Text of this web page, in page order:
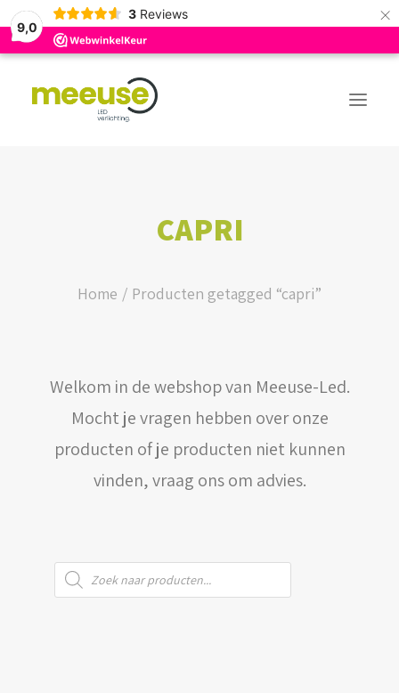
9,0
3 Reviews ×
BUDGET ASSORTIMENT
WEBSHOP
LOGIN / REGISTER
WINKELWAGEN
CAPRI
Home Producten getagged “capri”
Welkom in de webshop van Meeuse-Led.
Mocht je vragen hebben over onze
producten of je producten niet kunnen
vinden, vraag ons om advies.
Producten
zoeken